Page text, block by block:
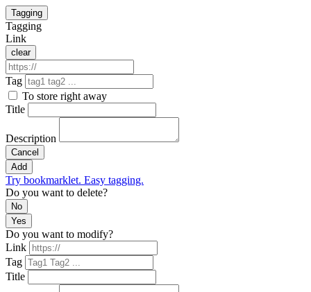
Tagging
Tagging
Link
clear
Tag
To store right away
Title
Description
Cancel
Add
Try bookmarklet. Easy tagging.
Do you want to delete?
No
Yes
Do you want to modify?
Link
Tag
Title